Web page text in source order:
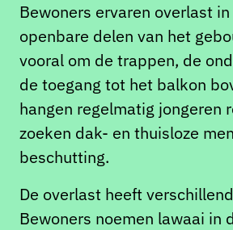
Bewoners ervaren overlast
openbare delen van het
vooral om de trappen, de
de toegang tot het balkon
hangen regelmatig jongeren
zoeken dak- en thuisloze
beschutting.
De overlast heeft
Bewoners noemen lawaai in